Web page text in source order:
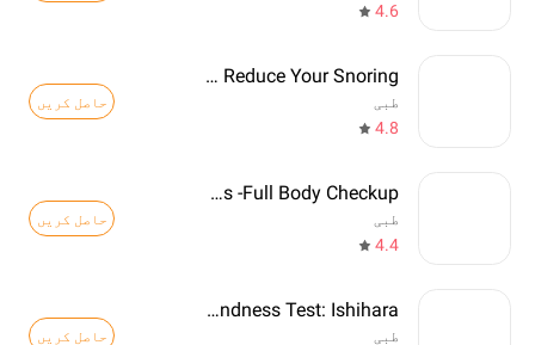
4.6
SnoreGym : Reduce Your Snoring
طبی
4.8
حاصل کریں
Healthians -Full Body Checkup
طبی
4.4
حاصل کریں
Color Blindness Test: Ishihara
طبی حاصل کریں